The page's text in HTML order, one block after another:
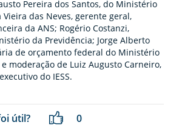
Pereira dos Santos, do Ministério
Vieira das Neves, gerente geral,
da ANS; Rogério Costanzi,
da Previdência; Jorge Alberto
de orçamento federal do Ministério
moderação de Luiz Augusto Carneiro,
do IESS.
útil? 0